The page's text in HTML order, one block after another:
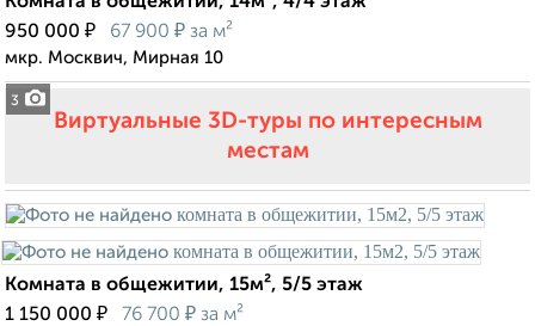
3
950 000 ₽ 67 900 ₽ за м²
мкр. Москвич, Мирная 10
Виртуальные 3D-туры по интересным
местам
Комната в общежитии, 15м², 5/5 этаж
1 150 000 ₽ 76 700 ₽ за м²